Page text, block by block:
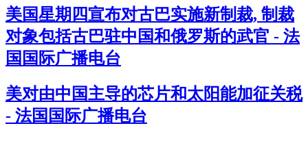
美国星期四宣布对古巴实施新制裁, 制裁
对象包括古巴驻中国和俄罗斯的武官 - 法
国国际广播电台
美对由中国主导的芯片和太阳能加征关税
- 法国国际广播电台